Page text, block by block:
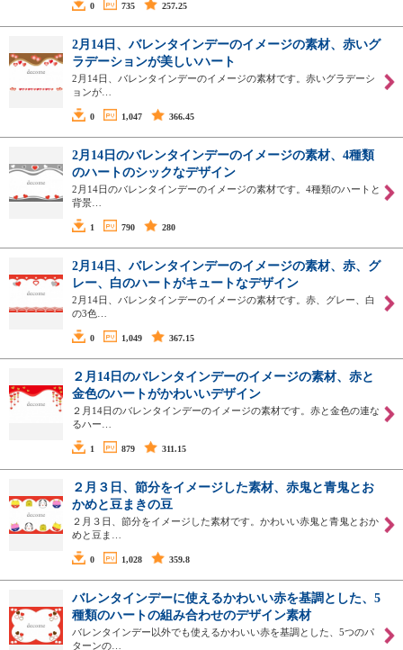
0 735 257.25
2月14日、バレンタインデーのイメージの素材、赤いグ
ラデーションが美しいハート
2月14日、バレンタインデーのイメージの素材です。赤いグラデーシ
ョンが…
0 1,047 366.45
2月14日のバレンタインデーのイメージの素材、4種類
のハートのシックなデザイン
2月14日のバレンタインデーのイメージの素材です。4種類のハートと
背景…
1 790 280
2月14日、バレンタインデーのイメージの素材、赤、グ
レー、白のハートがキュートなデザイン
2月14日、バレンタインデーのイメージの素材です。赤、グレー、白
の3色…
0 1,049 367.15
２月14日のバレンタインデーのイメージの素材、赤と
金色のハートがかわいいデザイン
２月14日のバレンタインデーのイメージの素材です。赤と金色の連な
るハー…
1 879 311.15
２月３日、節分をイメージした素材、赤鬼と青鬼とお
かめと豆まきの豆
２月３日、節分をイメージした素材です。かわいい赤鬼と青鬼とおか
めと豆ま…
0 1,028 359.8
バレンタインデーに使えるかわいい赤を基調とした、5
種類のハートの組み合わせのデザイン素材
バレンタインデー以外でも使えるかわいい赤を基調とした、5つのパ
ターンの…